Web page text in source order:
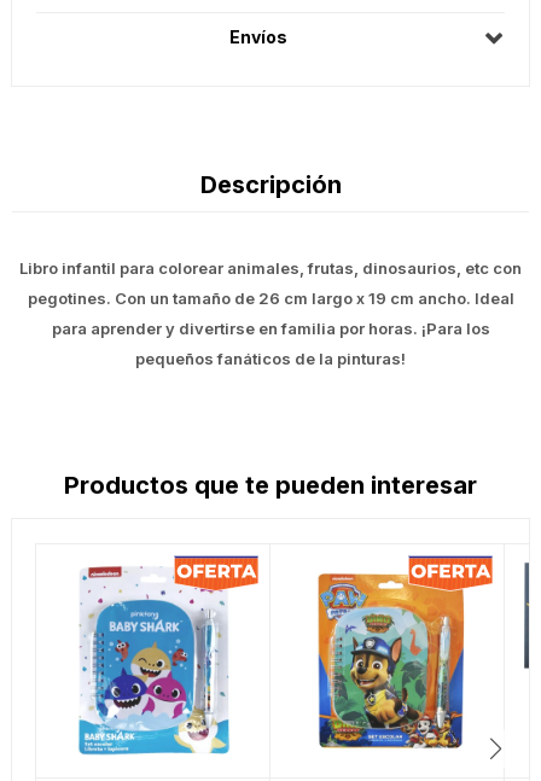
Envíos
Descripción
Libro infantil para colorear animales, frutas, dinosaurios, etc con
pegotines. Con un tamaño de 26 cm largo x 19 cm ancho. Ideal
para aprender y divertirse en familia por horas. ¡Para los
pequeños fanáticos de la pinturas!
Productos que te pueden interesar